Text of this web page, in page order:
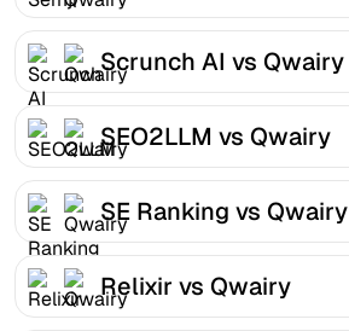
Scrunch AI vs Qwairy
SEO2LLM vs Qwairy
SE Ranking vs Qwairy
Relixir vs Qwairy